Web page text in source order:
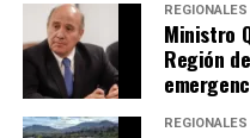
REGIONALES
Ministro
Región
REGIONALES